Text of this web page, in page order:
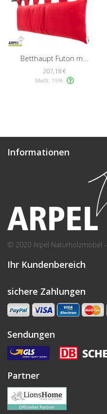
Betthaupt Futon m...
207,18 €
MwSt. 19%
Informationen
© 2020 Arpel Naturholzmöbel -
Ihr Kundenbereich
sichere Zahlungen
Sendungen
Partner